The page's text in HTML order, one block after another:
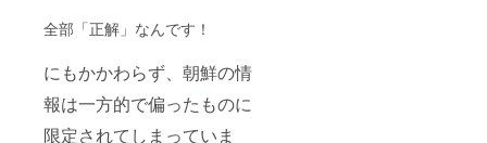
全部「正解」なんです！
にもかかわらず、朝鮮の情
報は一方的で偏ったものに
限定されてしまっていま